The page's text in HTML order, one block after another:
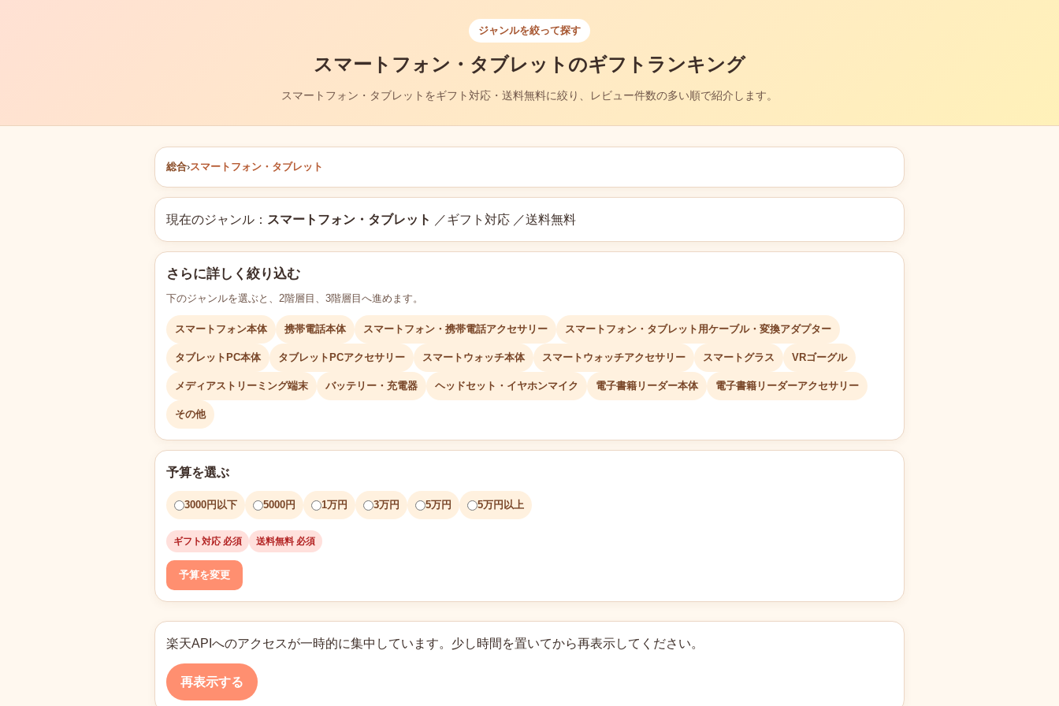
ジャンルを絞って探す
スマートフォン・タブレットのギフトランキング
スマートフォン・タブレットをギフト対応・送料無料に絞り、レビュー件数の多い順で紹介します。
総合›スマートフォン・タブレット
現在のジャンル： スマートフォン・タブレット ／ギフト対応 ／送料無料
さらに詳しく絞り込む
下のジャンルを選ぶと、2階層目、3階層目へ進めます。
スマートフォン本体 携帯電話本体 スマートフォン・携帯電話アクセサリー スマートフォン・タブレット用ケーブル・変換アダプター
タブレットPC本体 タブレットPCアクセサリー スマートウォッチ本体 スマートウォッチアクセサリー スマートグラス VRゴーグル
メディアストリーミング端末 バッテリー・充電器 ヘッドセット・イヤホンマイク 電子書籍リーダー本体 電子書籍リーダーアクセサリー
その他
予算を選ぶ
3000円以下 5000円 1万円 3万円 5万円 5万円以上
ギフト対応 必須 送料無料 必須
予算を変更
楽天APIへのアクセスが一時的に集中しています。少し時間を置いてから再表示してください。
再表示する